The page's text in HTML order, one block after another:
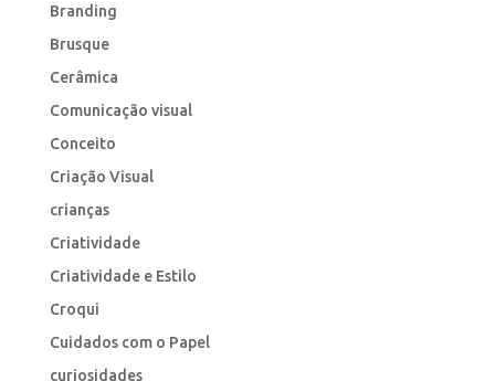
Branding
Brusque
Cerâmica
Comunicação visual
Conceito
Criação Visual
crianças
Criatividade
Criatividade e Estilo
Croqui
Cuidados com o Papel
curiosidades